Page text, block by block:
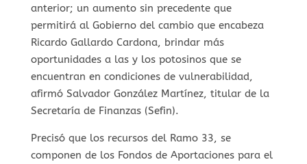
anterior; un aumento sin precedente que
permitirá al Gobierno del cambio que encabeza
Ricardo Gallardo Cardona, brindar más
oportunidades a las y los potosinos que se
encuentran en condiciones de vulnerabilidad,
afirmó Salvador González Martínez, titular de la
Secretaría de Finanzas (Sefin).
Precisó que los recursos del Ramo 33, se
componen de los Fondos de Aportaciones para el